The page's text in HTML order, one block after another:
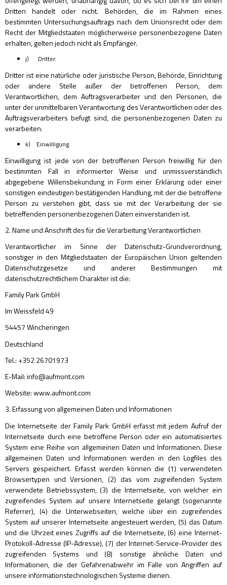
Dritten handelt oder nicht. Behörden, die im Rahmen eines
bestimmten Untersuchungsauftrags nach dem Unionsrecht oder dem
Recht der Mitgliedstaaten möglicherweise personenbezogene Daten
erhalten, gelten jedoch nicht als Empfänger.
j) Dritter
Dritter ist eine natürliche oder juristische Person, Behörde, Einrichtung
oder andere Stelle außer der betroffenen Person, dem
Verantwortlichen, dem Auftragsverarbeiter und den Personen, die
unter der unmittelbaren Verantwortung des Verantwortlichen oder des
Auftragsverarbeiters befugt sind, die personenbezogenen Daten zu
verarbeiten.
k) Einwilligung
Einwilligung ist jede von der betroffenen Person freiwillig für den
bestimmten Fall in informierter Weise und unmissverständlich
abgegebene Willensbekundung in Form einer Erklärung oder einer
sonstigen eindeutigen bestätigenden Handlung, mit der die betroffene
Person zu verstehen gibt, dass sie mit der Verarbeitung der sie
betreffenden personenbezogenen Daten einverstanden ist.
2. Name und Anschrift des für die Verarbeitung Verantwortlichen
Verantwortlicher im Sinne der Datenschutz-Grundverordnung,
sonstiger in den Mitgliedstaaten der Europäischen Union geltenden
Datenschutzgesetze und anderer Bestimmungen mit
datenschutzrechtlichem Charakter ist die:
Family Park GmbH
Im Weissfeld 49
54457 Wincheringen
Deutschland
Tel.: +352 26701973
E-Mail: info@aufmont.com
Website: www.aufmont.com
3. Erfassung von allgemeinen Daten und Informationen
Die Internetseite der Family Park GmbH erfasst mit jedem Aufruf der
Internetseite durch eine betroffene Person oder ein automatisiertes
System eine Reihe von allgemeinen Daten und Informationen. Diese
allgemeinen Daten und Informationen werden in den Logfiles des
Servers gespeichert. Erfasst werden können die (1) verwendeten
Browsertypen und Versionen, (2) das vom zugreifenden System
verwendete Betriebssystem, (3) die Internetseite, von welcher ein
zugreifendes System auf unsere Internetseite gelangt (sogenannte
Referrer), (4) die Unterwebseiten, welche über ein zugreifendes
System auf unserer Internetseite angesteuert werden, (5) das Datum
und die Uhrzeit eines Zugriffs auf die Internetseite, (6) eine Internet-
Protokoll-Adresse (IP-Adresse), (7) der Internet-Service-Provider des
zugreifenden Systems und (8) sonstige ähnliche Daten und
Informationen, die der Gefahrenabwehr im Falle von Angriffen auf
unsere informationstechnologischen Systeme dienen.